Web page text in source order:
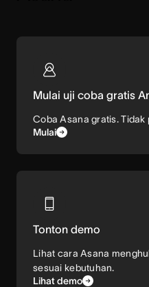
Mulai uji coba gratis
Coba Asana gratis. Tidak
Mulai
Tonton demo
Lihat cara Asana
sesuai kebutuhan.
Lihat demo